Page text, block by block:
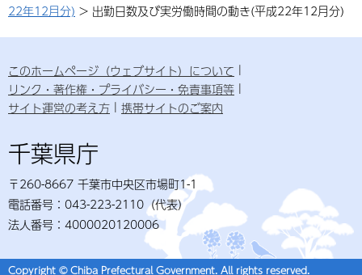
22年12月分) > 出勤日数及び実労働時間の動き(平成22年12月分)
このホームページ（ウェブサイト）について
リンク・著作権・プライバシー・免責事項等
サイト運営の考え方
携帯サイトのご案内
千葉県庁
〒260-8667 千葉市中央区市場町1-1
電話番号：043-223-2110（代表）
法人番号：4000020120006
Copyright © Chiba Prefectural Government. All rights reserved.